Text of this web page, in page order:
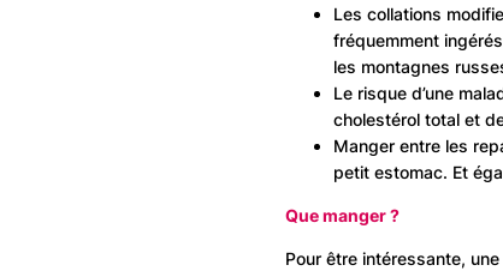
Les collations
fréquemment
les montagnes
Le risque d’une
cholestérol total et
Manger entre les
petit estomac. Et
Que manger ?
Pour être intéressante,